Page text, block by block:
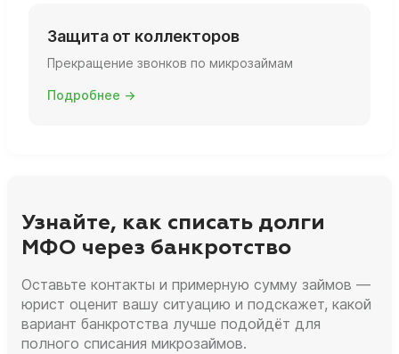
Защита от коллекторов
Прекращение звонков по микрозаймам
Подробнее →
Узнайте, как списать долги
МФО через банкротство
Оставьте контакты и примерную сумму займов —
юрист оценит вашу ситуацию и подскажет, какой
вариант банкротства лучше подойдёт для
полного списания микрозаймов.